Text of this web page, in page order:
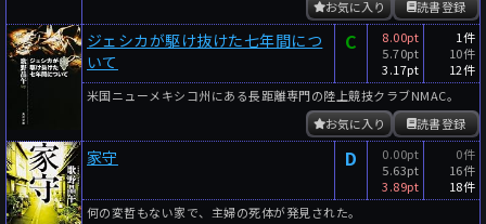
読書登録
お気に入り
ジェシカが駆け抜けた七年間につ
いて
C
8.00pt
5.70pt
3.17pt
1件
10件
12件
米国ニューメキシコ州にある長距離専門の陸上競技クラブNMAC。
読書登録
お気に入り
家守 D
0.00pt
5.63pt
3.89pt
0件
16件
18件
何の変哲もない家で、主婦の死体が発見された。